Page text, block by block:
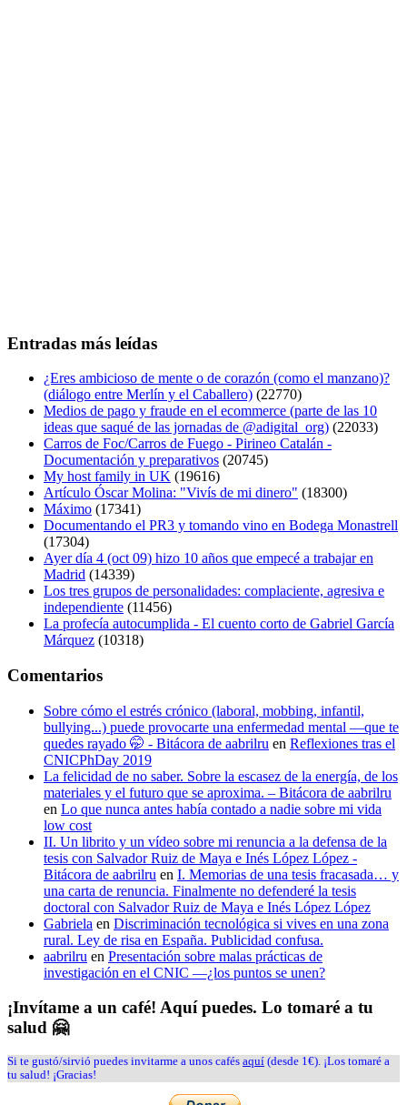
Entradas más leídas
¿Eres ambicioso de mente o de corazón (como el manzano)?
(diálogo entre Merlín y el Caballero) (22770)
Medios de pago y fraude en el ecommerce (parte de las 10
ideas que saqué de las jornadas de @adigital_org) (22033)
Carros de Foc/Carros de Fuego - Pirineo Catalán -
Documentación y preparativos (20745)
My host family in UK (19616)
Artículo Óscar Molina: "Vivís de mi dinero" (18300)
Máximo (17341)
Documentando el PR3 y tomando vino en Bodega Monastrell
(17304)
Ayer día 4 (oct 09) hizo 10 años que empecé a trabajar en
Madrid (14339)
Los tres grupos de personalidades: complaciente, agresiva e
independiente (11456)
La profecía autocumplida - El cuento corto de Gabriel García
Márquez (10318)
Comentarios
Sobre cómo el estrés crónico (laboral, mobbing, infantil,
bullying...) puede provocarte una enfermedad mental —que te
quedes rayado 🤭 - Bitácora de aabrilru en Reflexiones tras el
CNICPhDay 2019
La felicidad de no saber. Sobre la escasez de la energía, de los
materiales y el futuro que se aproxima. – Bitácora de aabrilru
en Lo que nunca antes había contado a nadie sobre mi vida
low cost
II. Un librito y un vídeo sobre mi renuncia a la defensa de la
tesis con Salvador Ruiz de Maya e Inés López López -
Bitácora de aabrilru en I. Memorias de una tesis fracasada… y
una carta de renuncia. Finalmente no defenderé la tesis
doctoral con Salvador Ruiz de Maya e Inés López López
Gabriela en Discriminación tecnológica si vives en una zona
rural. Ley de risa en España. Publicidad confusa.
aabrilru en Presentación sobre malas prácticas de
investigación en el CNIC —¿los puntos se unen?
¡Invítame a un café! Aquí puedes. Lo tomaré a tu
salud 🤗
Si te gustó/sirvió puedes invitarme a unos cafés aquí (desde 1€). ¡Los tomaré a
tu salud! ¡Gracias!